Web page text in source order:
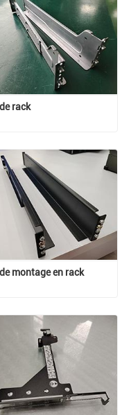
rack
montage en rack